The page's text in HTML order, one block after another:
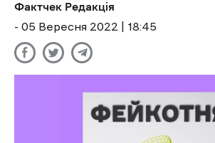
Фактчек Редакція
- 05 Вересня 2022 | 18:45